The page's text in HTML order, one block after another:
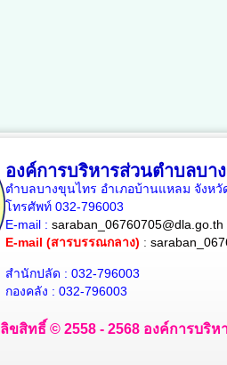
องค์การบริหารส่วนตำบลบา
ตำบลบางขุนไทร อำเภอบ้านแหลม จังหวั
โทรศัพท์ 032-796003
E-mail : saraban_06760705@dla.go.th
E-mail (สารบรรณกลาง) :
สำนักปลัด : 032-796003
กองคลัง : 032-796003
ลิขสิทธิ์ © 2558 - 2568 องค์การบริ